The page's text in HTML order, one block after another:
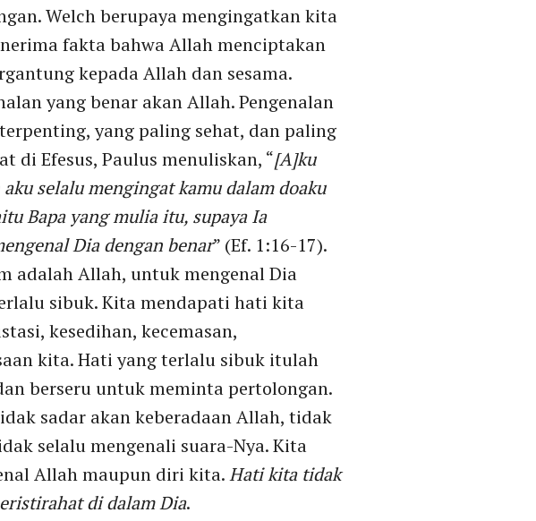
Welch berupaya mengingatkan kita
fakta bahwa Allah menciptakan
kepada Allah dan sesama.
yang benar akan Allah. Pengenalan
yang paling sehat, dan paling
di Efesus, Paulus menuliskan, “[A]ku
selalu mengingat kamu dalam doaku
Bapa yang mulia itu, supaya Ia
Dia dengan benar” (Ef. 1:16-17).
adalah Allah, untuk mengenal Dia
sibuk. Kita mendapati hati kita
kesedihan, kecemasan,
kita. Hati yang terlalu sibuk itulah
berseru untuk meminta pertolongan.
sadar akan keberadaan Allah, tidak
selalu mengenali suara-Nya. Kita
Allah maupun diri kita.Hati kita tidak
di dalam Dia.